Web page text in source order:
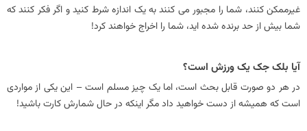
غیرممکن کنند، شما را مجبور می‌ کنند به یک اندازه شرط کنید و اگر فکر کنند که
شما بیش از حد برنده شده‌ اید، شما را اخراج خواهند کرد!
آیا بلک جک یک ورزش است؟
در هر دو صورت قابل بحث است، اما یک چیز مسلم است – این یکی از مواردی
است که همیشه از دست خواهید داد مگر اینکه در حال شمارش کارت باشید!